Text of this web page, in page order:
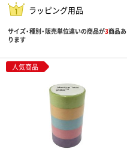
ラッピング用品
サイズ・種別・販売単位違いの商品が3商品あ
ります
人気商品